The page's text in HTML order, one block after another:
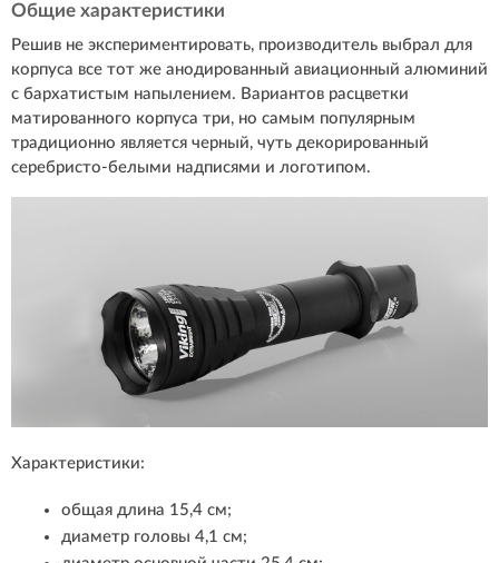
Общие характеристики
Решив не экспериментировать, производитель выбрал для
корпуса все тот же анодированный авиационный алюминий
с бархатистым напылением. Вариантов расцветки
матированного корпуса три, но самым популярным
традиционно является черный, чуть декорированный
серебристо-белыми надписями и логотипом.
Характеристики:
общая длина 15,4 см;
диаметр головы 4,1 см;